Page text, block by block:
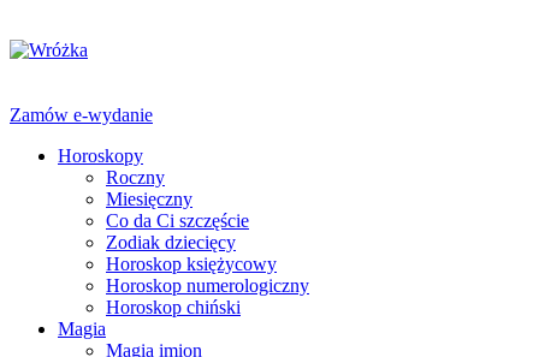
Zamów e-wydanie
Horoskopy
Roczny
Miesięczny
Co da Ci szczęście
Zodiak dziecięcy
Horoskop księżycowy
Horoskop numerologiczny
Horoskop chiński
Magia
Magia imion